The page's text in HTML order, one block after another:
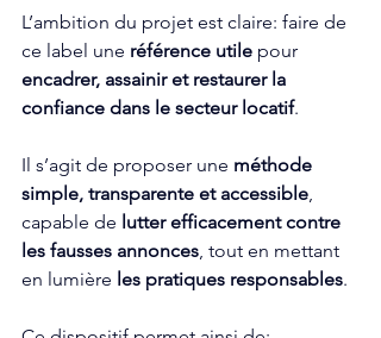
L’ambition du projet est claire: faire de
ce label une référence utile pour
encadrer, assainir et restaurer la
confiance dans le secteur locatif.
Il s’agit de proposer une méthode
simple, transparente et accessible,
capable de lutter efficacement contre
les fausses annonces, tout en mettant
en lumière les pratiques responsables.